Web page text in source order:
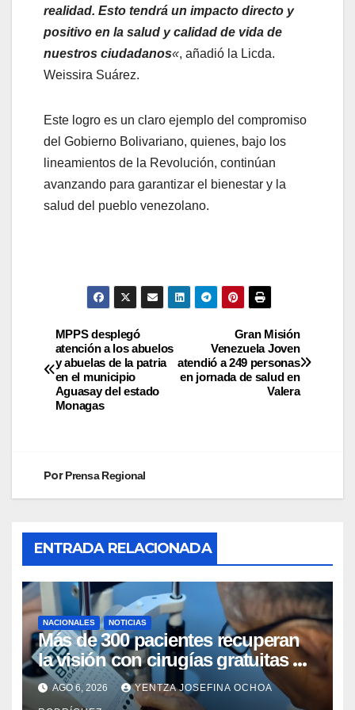
realidad. Esto tendrá un impacto directo y
positivo en la salud y calidad de vida de
nuestros ciudadanos«, añadió la Licda.
Weissira Suárez.
Este logro es un claro ejemplo del compromiso
del Gobierno Bolivariano, quienes, bajo los
lineamientos de la Revolución, continúan
avanzando para garantizar el bienestar y la
salud del pueblo venezolano.
Gran Misión
Venezuela Joven
atendió a 249 personas
en jornada de salud en
Valera
MPPS desplegó
atención a los abuelos
y abuelas de la patria
en el municipio
Aguasay del estado
Monagas
PorPrensa Regional
ENTRADA RELACIONADA
NACIONALES NOTICIAS
Más de 300 pacientes recuperan
la visión con cirugías gratuitas de
cataratas en Zulia
AGO 6, 2026 YENTZA JOSEFINA OCHOA